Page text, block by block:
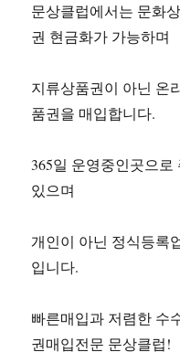
문상클럽에서는 문화
권 현금화가 가능하며
지류상품권이 아닌 온
품권을 매입합니다.
365일 운영중인곳으
있으며
개인이 아닌 정식등록
입니다.
빠른매입과 저렴한 수
권매입전문 문상클럽!